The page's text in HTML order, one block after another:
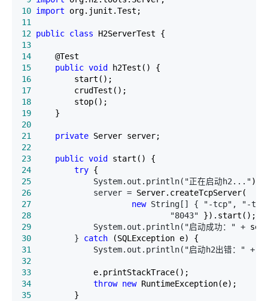
10 import
11
12 public class
13
14
15
public void
16
17
18
19
20
21
private
22
23
public void
24
try
25
             System.out.println("正在启动h2..."
26
             server =
27
new String[] { "-tcp", "-
28
                             "8043"
29
             System.out.println("启动成功：" +
30
         }
catch
31
             System.out.println("启动h2出错：" +
32
33
34
throw new
35